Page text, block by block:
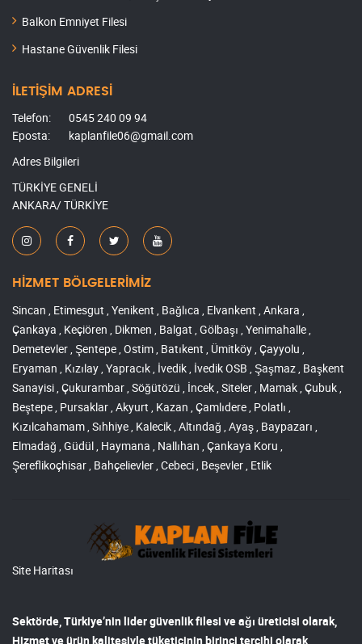
Balkon Emniyet Filesi
Hastane Güvenlik Filesi
İLETİŞİM ADRESİ
Telefon:
0545 240 09 94
Eposta:
kaplanfile06@gmail.com
Adres Bilgileri
TÜRKİYE GENELİ
ANKARA/ TÜRKİYE
HİZMET BÖLGELERİMİZ
Sincan , Etimesgut , Yenikent , Bağlıca , Elvankent , Ankara ,
Çankaya , Keçiören , Dikmen , Balgat , Gölbaşı , Yenimahalle ,
Demetevler , Şentepe , Ostim , Batıkent , Ümitköy , Çayyolu ,
Eryaman , Kızılay , Yapracık , İvedik , İvedik OSB , Şaşmaz , Başkent
Sanayisi , Çukurambar , Söğütözü , İncek , Siteler , Mamak , Çubuk ,
Beştepe , Pursaklar , Akyurt , Kazan , Çamlıdere , Polatlı ,
Kızılcahamam , Sıhhiye , Kalecik , Altındağ , Ayaş , Baypazarı ,
Elmadağ , Güdül , Haymana , Nallıhan , Çankaya Koru ,
Şereflikoçhisar , Bahçelievler , Cebeci , Beşevler , Etlik
Site Haritası
Sektörde, Türkiye’nin lidergüvenlik filesi ve ağı üreticisi olarak,
Hizmet ve ürün kalitesiyle tüketicinin birinci tercihi olarak